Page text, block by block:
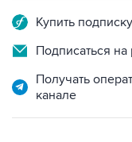
Купить
Подписаться на
Получать
канале